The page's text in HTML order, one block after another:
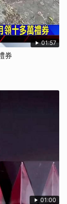
01:57
券
01:00